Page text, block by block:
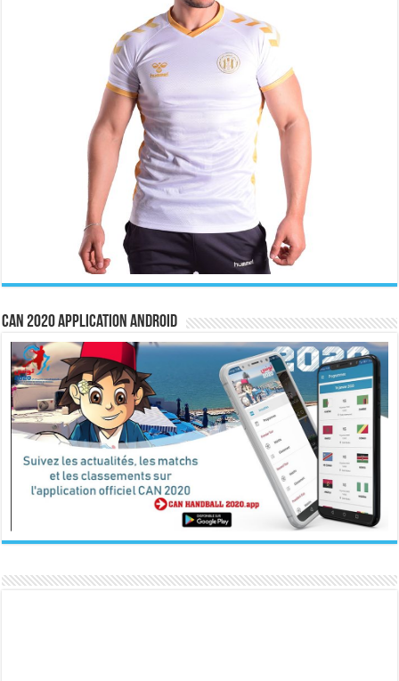
CAN 2020 Application Android